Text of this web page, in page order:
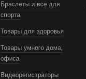
Браслеты и все для
спорта
Товары для здоровья
Товары умного дома,
офиса
Видеорегистраторы